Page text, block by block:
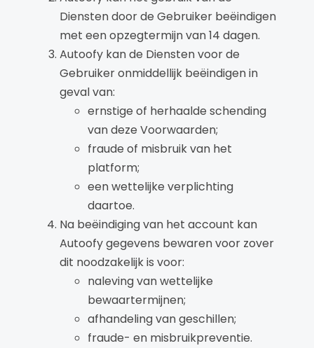
Diensten door de Gebruiker beëindigen
met een opzegtermijn van 14 dagen.
Autoofy kan de Diensten voor de
Gebruiker onmiddellijk beëindigen in
geval van:
ernstige of herhaalde schending
van deze Voorwaarden;
fraude of misbruik van het
platform;
een wettelijke verplichting
daartoe.
Na beëindiging van het account kan
Autoofy gegevens bewaren voor zover
dit noodzakelijk is voor:
naleving van wettelijke
bewaartermijnen;
afhandeling van geschillen;
fraude- en misbruikpreventie.